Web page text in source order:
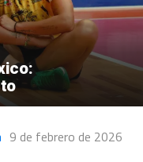
9 de febrero de 2026